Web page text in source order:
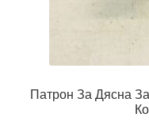
Патрон За Дясна